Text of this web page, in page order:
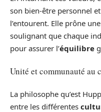
son bien-être personnel
l’entourent. Elle prône
soulignant que chaque
pour assurer l’équilibre
Unité et communauté au
La philosophe qu’est
entre les différentes